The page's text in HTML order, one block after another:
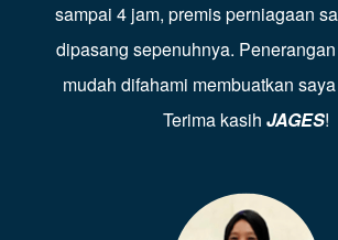
sampai 4 jam, premis perniagaan
dipasang sepenuhnya.
mudah difahami membuatkan
Terima kasihJAGES!